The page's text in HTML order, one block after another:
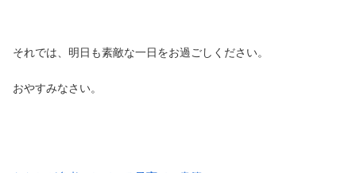
それでは、明日も素敵な一日をお過ごしください。
おやすみなさい。